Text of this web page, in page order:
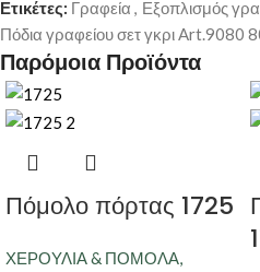
Ετικέτες: Γραφεία , Εξοπλισμός
Πόδια γραφείου σετ γκρι Art.9080
Παρόμοια Προϊόντα
Πόμολο πόρτας 1725
ΧΕΡΟΥΛΙΑ & ΠΟΜΟΛΑ,